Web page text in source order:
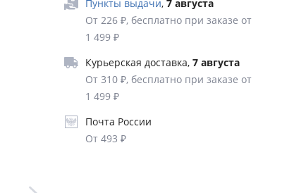
Пункты выдачи, 7 августа
От 226 ₽, бесплатно при заказе от
1 499 ₽
Курьерская доставка, 7 августа
От 310 ₽, бесплатно при заказе от
1 499 ₽
Почта России
От 493 ₽